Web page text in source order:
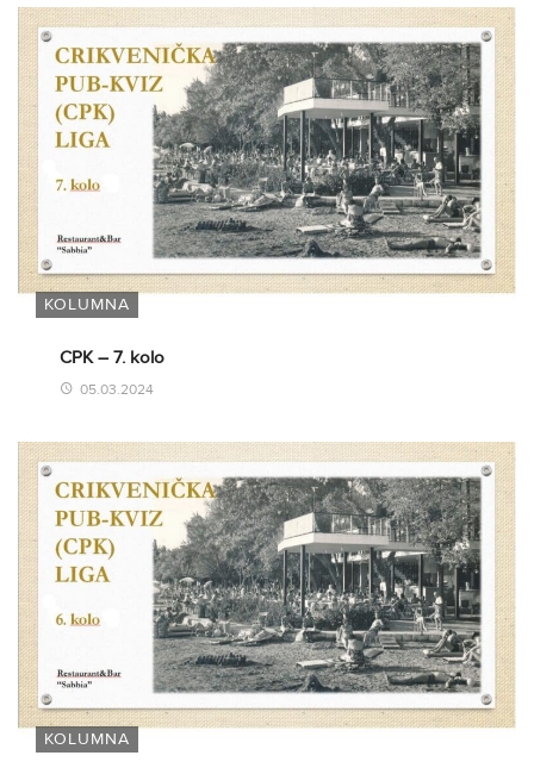
KOLUMNA
CPK – 7. kolo
05.03.2024
KOLUMNA